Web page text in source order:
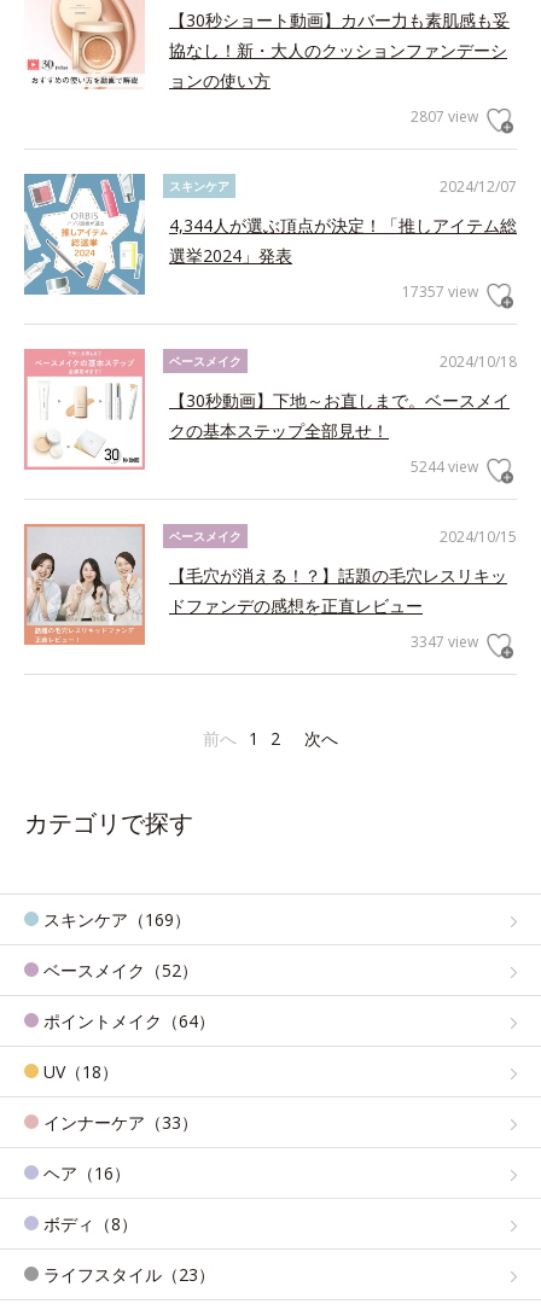
【30秒ショート動画】カバー力も素肌感も妥
協なし！新・大人のクッションファンデーシ
ョンの使い方
2807 view
2024/12/07
スキンケア
4,344人が選ぶ頂点が決定！「推しアイテム総
選挙2024」発表
17357 view
2024/10/18
ベースメイク
【30秒動画】下地～お直しまで。ベースメイ
クの基本ステップ全部見せ！
5244 view
2024/10/15
ベースメイク
【毛穴が消える！？】話題の毛穴レスリキッ
ドファンデの感想を正直レビュー
3347 view
前へ 1 2 次へ
カテゴリで探す
スキンケア（169）
ベースメイク（52）
ポイントメイク（64）
UV（18）
インナーケア（33）
ヘア（16）
ボディ（8）
ライフスタイル（23）